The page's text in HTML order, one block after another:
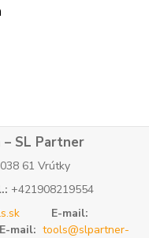
SL Partner
61 Vrútky
+421908219554
E-mail:
E-mail: tools@slpartner-